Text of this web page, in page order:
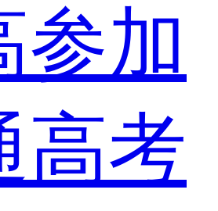
参加
高考